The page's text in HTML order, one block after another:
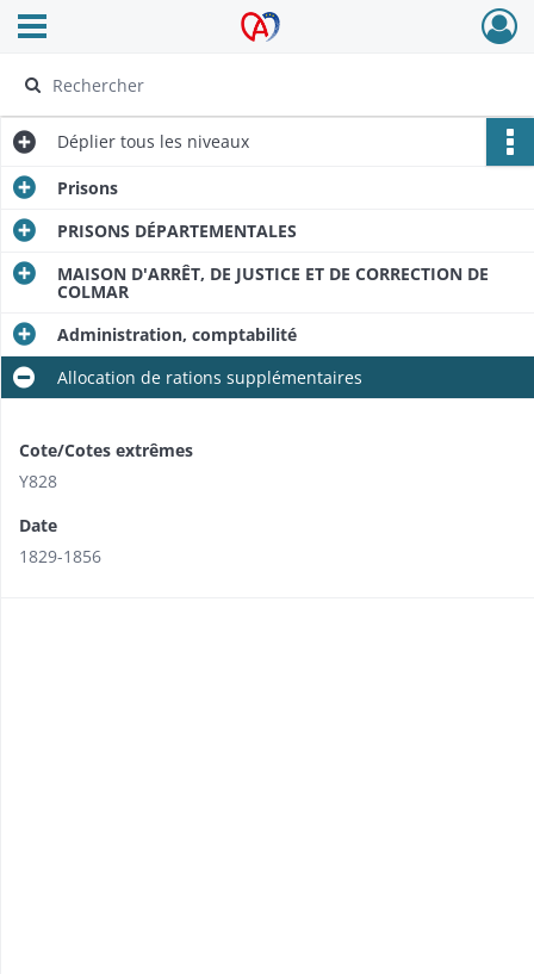
Archives Alsace - Colmar
Ouvrir le menu déroulant
Déplier tous les niveaux
Prisons
PRISONS DÉPARTEMENTALES
MAISON D'ARRÊT, DE JUSTICE ET DE CORRECTION DE
COLMAR
Administration, comptabilité
Allocation de rations supplémentaires
Cote/Cotes extrêmes
Y828
Date
1829-1856